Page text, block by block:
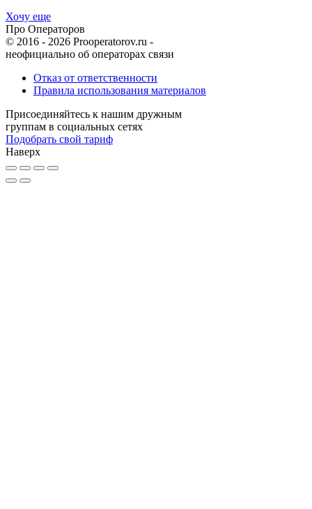
Хочу еще
Про Операторов
© 2016 - 2026 Prooperatorov.ru -
неофициально об операторах связи
Отказ от ответственности
Правила использования материалов
Присоединяйтесь к нашим дружным
группам в социальных сетях
Подобрать свой тариф
Наверх